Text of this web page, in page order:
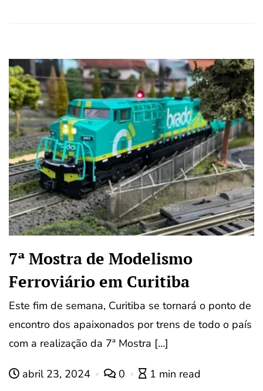
7ª Mostra de Modelismo
Ferroviário em Curitiba
Este fim de semana, Curitiba se tornará o ponto de
encontro dos apaixonados por trens de todo o país
com a realização da 7ª Mostra […]
abril 23, 2024 0 1 min read